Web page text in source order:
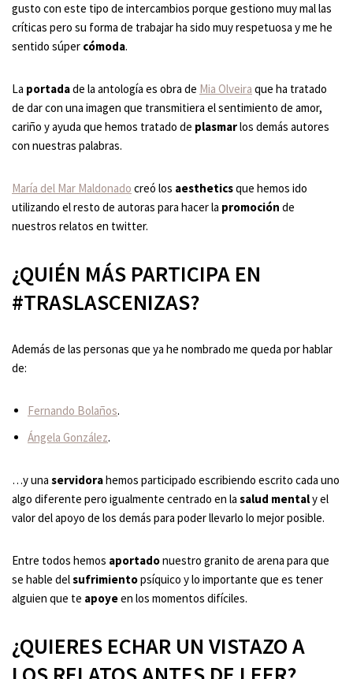
gusto con este tipo de intercambios porque gestiono muy mal las
críticas pero su forma de trabajar ha sido muy respetuosa y me he
sentido súper cómoda.
La portadade la antología es obra de Mia Olveira que ha tratado
de dar con una imagen que transmitiera el sentimiento de amor,
cariño y ayuda que hemos tratado de plasmarlos demás autores
con nuestras palabras.
María del Mar Maldonado creó los aestheticsque hemos ido
utilizando el resto de autoras para hacer la promoción de
nuestros relatos en twitter.
¿QUIÉN MÁS PARTICIPA EN
#TRASLASCENIZAS?
Además de las personas que ya he nombrado me queda por hablar
de:
Fernando Bolaños.
Ángela González.
…y una servidorahemos participado escribiendo escrito cada uno
algo diferente pero igualmente centrado en la salud mentaly el
valor del apoyo de los demás para poder llevarlo lo mejor posible.
Entre todos hemos aportadonuestro granito de arena para que
se hable delsufrimientopsíquico y lo importante que es tener
alguien que te apoyeen los momentos difíciles.
¿QUIERES ECHAR UN VISTAZO A